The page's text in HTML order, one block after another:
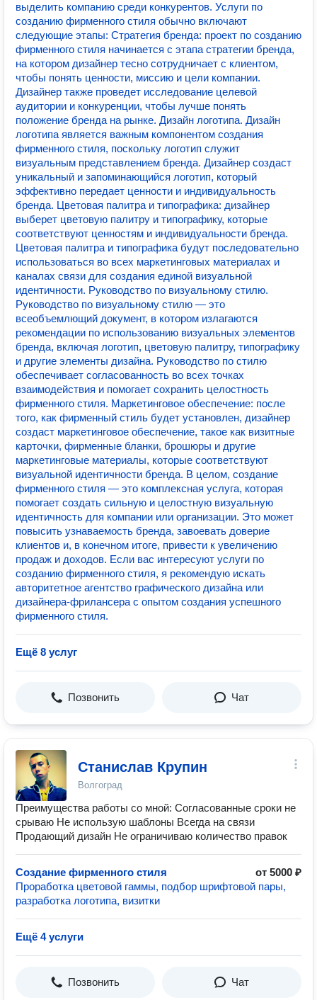
выделить компанию среди конкурентов. Услуги по
созданию фирменного стиля обычно включают
следующие этапы: Стратегия бренда: проект по созданию
фирменного стиля начинается с этапа стратегии бренда,
на котором дизайнер тесно сотрудничает с клиентом,
чтобы понять ценности, миссию и цели компании.
Дизайнер также проведет исследование целевой
аудитории и конкуренции, чтобы лучше понять
положение бренда на рынке. Дизайн логотипа. Дизайн
логотипа является важным компонентом создания
фирменного стиля, поскольку логотип служит
визуальным представлением бренда. Дизайнер создаст
уникальный и запоминающийся логотип, который
эффективно передает ценности и индивидуальность
бренда. Цветовая палитра и типографика: дизайнер
выберет цветовую палитру и типографику, которые
соответствуют ценностям и индивидуальности бренда.
Цветовая палитра и типографика будут последовательно
использоваться во всех маркетинговых материалах и
каналах связи для создания единой визуальной
идентичности. Руководство по визуальному стилю.
Руководство по визуальному стилю — это
всеобъемлющий документ, в котором излагаются
рекомендации по использованию визуальных элементов
бренда, включая логотип, цветовую палитру, типографику
и другие элементы дизайна. Руководство по стилю
обеспечивает согласованность во всех точках
взаимодействия и помогает сохранить целостность
фирменного стиля. Маркетинговое обеспечение: после
того, как фирменный стиль будет установлен, дизайнер
создаст маркетинговое обеспечение, такое как визитные
карточки, фирменные бланки, брошюры и другие
маркетинговые материалы, которые соответствуют
визуальной идентичности бренда. В целом, создание
фирменного стиля — это комплексная услуга, которая
помогает создать сильную и целостную визуальную
идентичность для компании или организации. Это может
повысить узнаваемость бренда, завоевать доверие
клиентов и, в конечном итоге, привести к увеличению
продаж и доходов. Если вас интересуют услуги по
созданию фирменного стиля, я рекомендую искать
авторитетное агентство графического дизайна или
дизайнера-фрилансера с опытом создания успешного
фирменного стиля.
Ещё 8 услуг
Позвонить Чат
Станислав Крупин
Волгоград
Преимущества работы со мной: Согласованные сроки не
срываю Не использую шаблоны Всегда на связи
Продающий дизайн Не ограничиваю количество правок
Создание фирменного стиля
от 5000 ₽
Проработка цветовой гаммы, подбор шрифтовой пары,
разработка логотипа, визитки
Ещё 4 услуги
Позвонить Чат